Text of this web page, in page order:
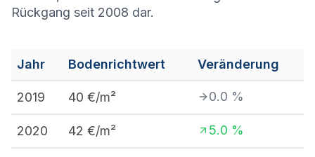
Rückgang seit 2008 dar.
Jahr Bodenrichtwert Veränderung
2019 40 €/m² 0.0 %
2020 42 €/m² 5.0 %